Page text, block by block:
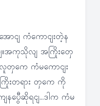
ာငျ ကံကောငျးတဲ့န
။အကုသိုလျ အကြိုးတှေ
လူတှကေ ကံမကောငျး
ြိုးတရား တှကေ ကို
နပွေီဆိုရငျ…ဒါက ကံမ